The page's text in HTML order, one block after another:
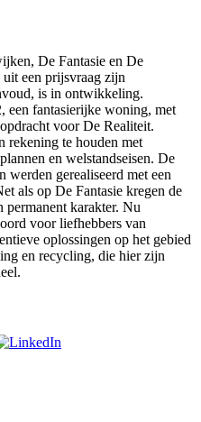
De Fantasie en De
een prijsvraag zijn
is in ontwikkeling.
een fantasierijke woning, met
voor De Realiteit.
rekening te houden met
en welstandseisen. De
gerealiseerd met een
als op De Fantasie kregen de
karakter. Nu
voor liefhebbers van
oplossingen op het gebied
en recycling, die hier zijn